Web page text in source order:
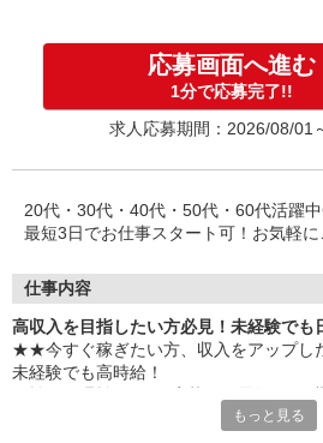
応募画面へ進む
1分で応募完了!!
求人応募期間：2026/08/01
20代・30代・40代・50代・60代活躍
最短3日でお仕事スタート可！お気軽
仕事内容
高収入を目指したい方必見！未経験でも
★★今すぐ稼ぎたい方、収入をアップ
未経験でも高時給！
医療業界で安定して働ける人気の看護助
もっと見る